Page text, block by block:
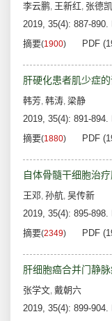
李云鹏, 王新红, 张德凯
2019, 35(4): 887-890.
摘要(1900) PDF
肝硬化患者肌少症
韩芳, 韩涛, 梁静
2019, 35(4): 891-894.
摘要(1880) PDF
自体骨髓干细胞治
王邓, 孙航, 吴传新
2019, 35(4): 895-898.
摘要(2349) PDF
肝细胞癌合并门静
张学文, 戴朝六
2019, 35(4): 899-904.